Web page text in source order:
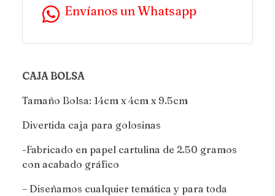
Envíanos un Whatsapp
CAJA BOLSA
Tamaño Bolsa: 14cm x 4cm x 9.5cm
Divertida caja para golosinas
-Fabricado en papel cartulina de 2.50 gramos
con acabado gráfico
– Diseñamos cualquier temática y para toda